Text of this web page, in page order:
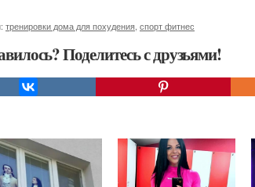
тренировки дома для похудения спорт фитнес
Поделитесь с друзьями!